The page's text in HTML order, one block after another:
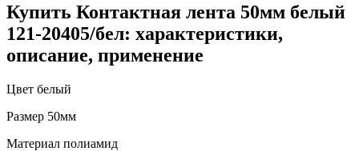
Купить Контактная лента 50мм белый
121-20405/бел: характеристики,
описание, применение
Цвет белый
Размер 50мм
Материал полиамид